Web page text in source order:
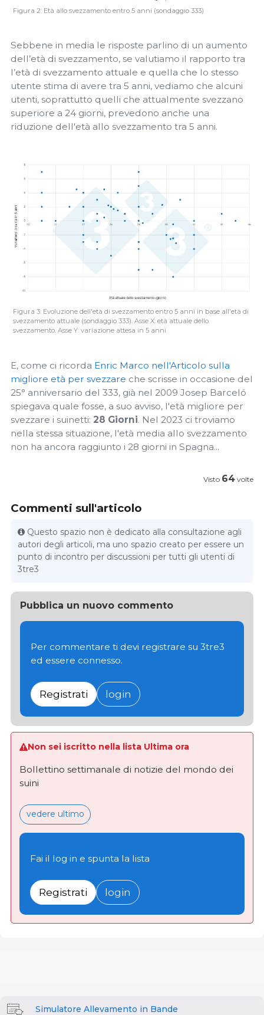
Figura 2: Età allo svezzamento entro 5 anni (sondaggio 333)
Sebbene in media le risposte parlino di un aumento
dell’età di svezzamento, se valutiamo il rapporto tra
l’età di svezzamento attuale e quella che lo stesso
utente stima di avere tra 5 anni, vediamo che alcuni
utenti, soprattutto quelli che attualmente svezzano
superiore a 24 giorni, prevedono anche una
riduzione dell'età allo svezzamento tra 5 anni.
Figura 3: Evoluzione dell'età di svezzamento entro 5 anni in base all'età di
svezzamento attuale (sondaggio 333). Asse X: età attuale dello
svezzamento. Asse Y: variazione attesa in 5 anni.
E, come ci ricorda Enric Marco nell'Articolo sulla
migliore età per svezzare che scrisse in occasione del
25° anniversario del 333, già nel 2009 Josep Barceló
spiegava quale fosse, a suo avviso, l'età migliore per
svezzare i suinetti: 28 Giorni. Nel 2023 ci troviamo
nella stessa situazione, l'età media allo svezzamento
non ha ancora raggiunto i 28 giorni in Spagna...
Visto 64 volte
Commenti sull'articolo
Questo spazio non è dedicato alla consultazione agli
autori degli articoli, ma uno spazio creato per essere un
punto di incontro per discussioni per tutti gli utenti di
3tre3
Pubblica un nuovo commento
Per commentare ti devi registrare su 3tre3
ed essere connesso.
Registrati login
Non sei iscritto nella lista Ultima ora
Bollettino settimanale di notizie del mondo dei
suini
vedere ultimo
Fai il log in e spunta la lista
Registrati login
Simulatore Allevamento in Bande